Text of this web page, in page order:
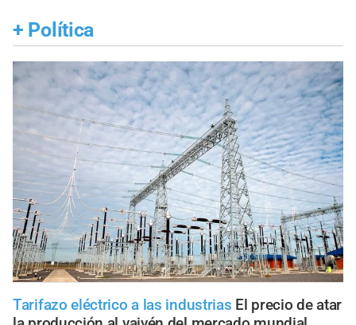
+ Política
Tarifazo eléctrico a las industrias El precio de atar